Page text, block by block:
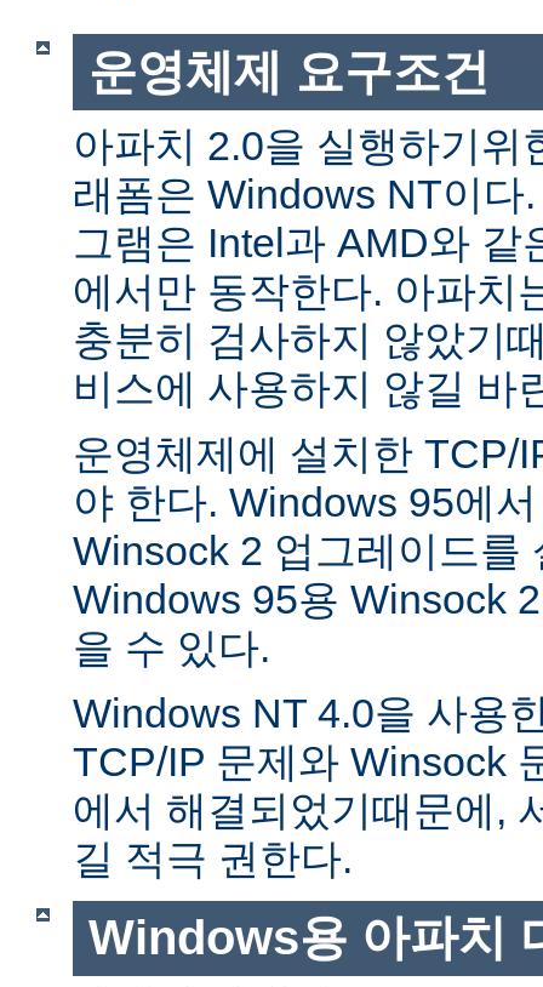
운영체제 요구조건
아파치 2.0을 실행하기위
래폼은 Windows NT이다
그램은 Intel과 AMD와 같
에서만 동작한다. 아파치
충분히 검사하지 않았기
비스에 사용하지 않길 바
운영체제에 설치한 TCP/
야 한다. Windows 95에
Winsock 2 업그레이드를
Windows 95용 Winsock
을 수 있다.
Windows NT 4.0을 사용
TCP/IP 문제와 Winsock
에서 해결되었기때문에,
길 적극 권한다.
Windows용 아파치